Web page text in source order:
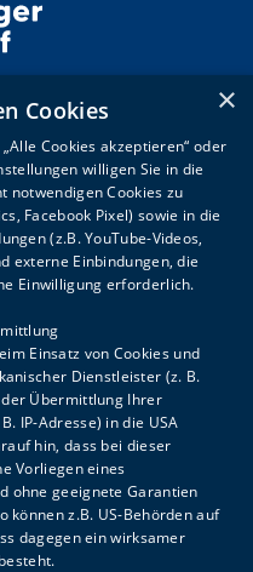
×
Cookies
Cookies akzeptieren“ oder
willigen Sie in die
notwendigen Cookies zu
Facebook Pixel) sowie in die
(z.B. YouTube-Videos,
externe Einbindungen, die
Einwilligung erforderlich.
Einsatz von Cookies und
Dienstleister (z. B.
Übermittlung Ihrer
IP-Adresse) in die USA
hin, dass bei dieser
Vorliegen eines
ohne geeignete Garantien
können z.B. US-Behörden auf
dagegen ein wirksamer